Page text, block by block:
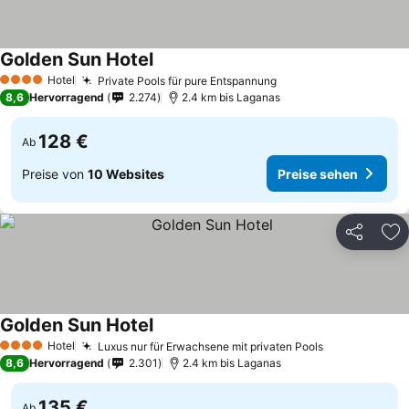
4 Sterne Hotel Private Pools für pure Entspannung
Golden Sun Hotel
8,6 Hervorragend 2.274 2.4 km bis Laganas
Ab 128 €
Preise von 10 Websites Preise sehen
Teilen
4 Sterne Hotel Luxus nur für Erwachsene mit privaten Pools
Golden Sun Hotel
8,6 Hervorragend 2.301 2.4 km bis Laganas